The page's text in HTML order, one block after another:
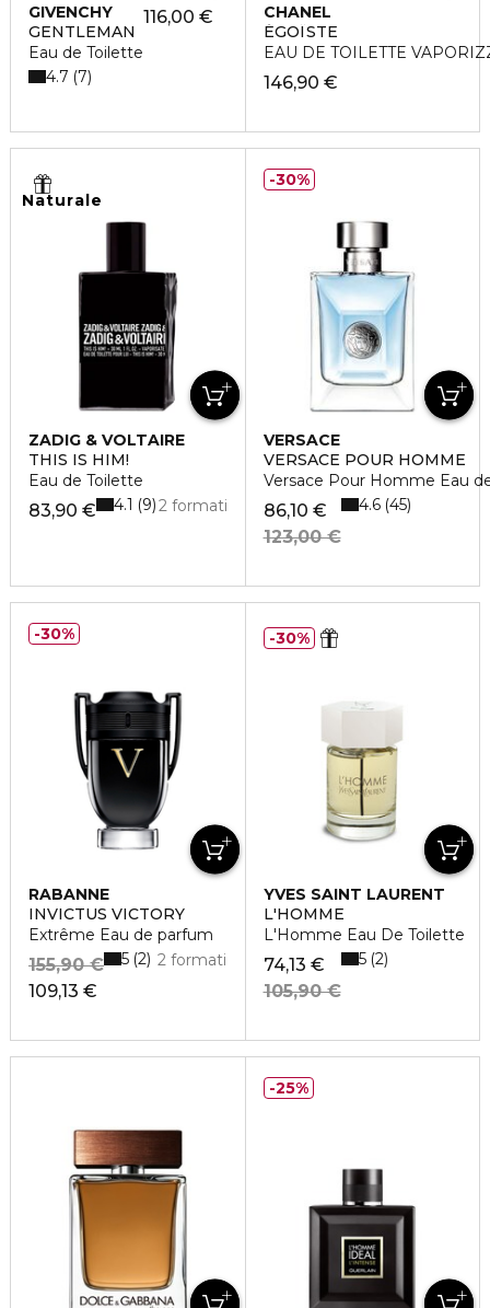
GIVENCHY
GENTLEMAN
Eau de Toilette
116,00 €
4.7 7
CHANEL
ÉGOÏSTE
EAU DE TOILETTE
146,90 €
Naturale
ZADIG & VOLTAIRE
THIS IS HIM!
Eau de Toilette
83,90 € 2 formati
4.1 9
VERSACE
VERSACE POUR HOMME
Versace Pour Homme Eau
86,10 €
123,00 €
4.6 45
30%
RABANNE
INVICTUS VICTORY
Extrême Eau de parfum
109,13 €
155,90 € 2 formati
5 2
30%
YVES SAINT LAURENT
L'HOMME
L'Homme Eau De Toilette
74,13 €
105,90 €
5 2
30%
25%